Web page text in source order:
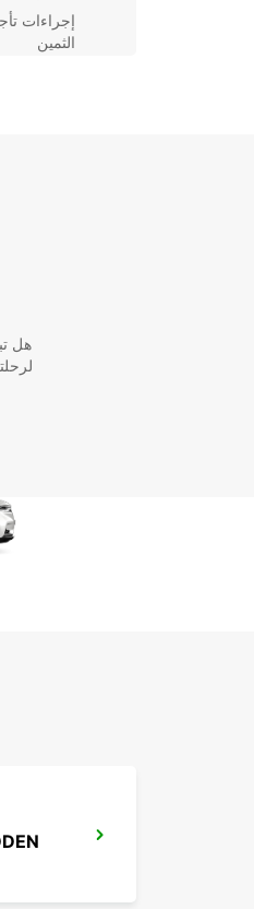
إجراءات
الثمين
هل